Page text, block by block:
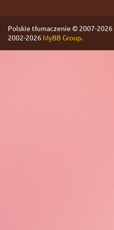
Polskie tłumaczenie © 2007-2026
2002-2026 MyBB Group.